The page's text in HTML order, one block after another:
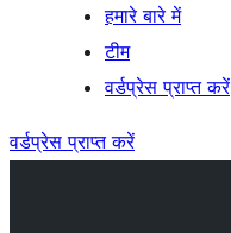
हमारे बारे में
टीम
वर्डप्रेस प्राप्त करें
वर्डप्रेस प्राप्त करें